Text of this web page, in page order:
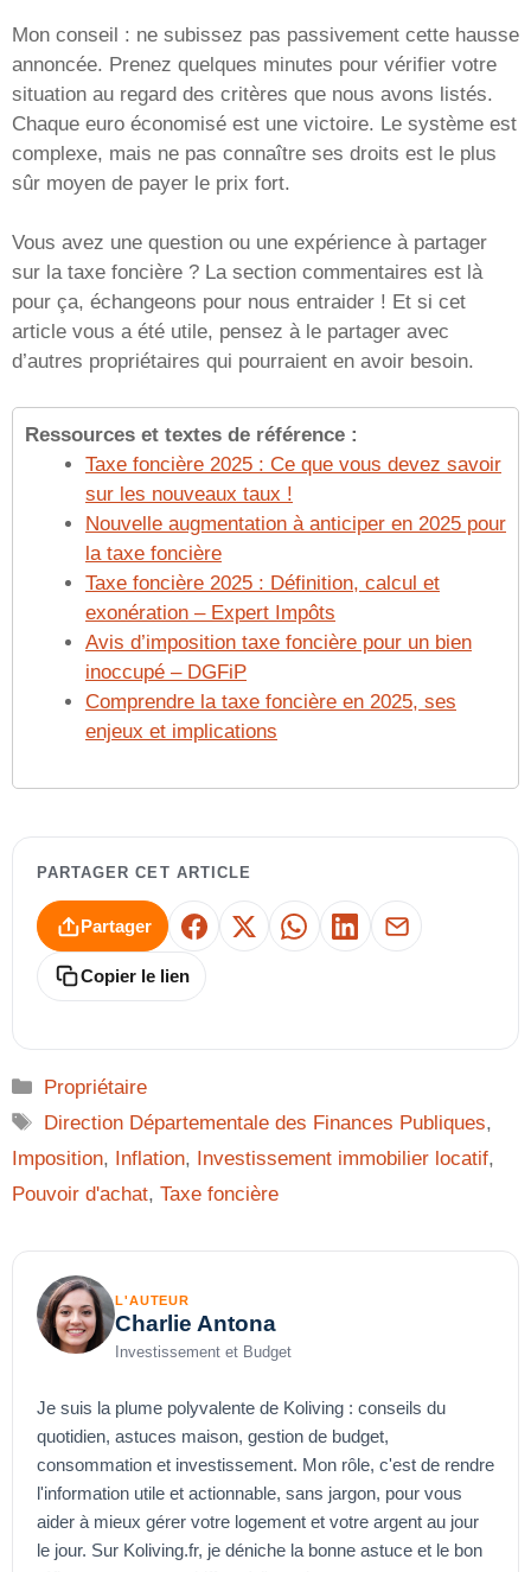
Mon conseil : ne subissez pas passivement cette hausse
annoncée. Prenez quelques minutes pour vérifier votre
situation au regard des critères que nous avons listés.
Chaque euro économisé est une victoire. Le système est
complexe, mais ne pas connaître ses droits est le plus
sûr moyen de payer le prix fort.
Vous avez une question ou une expérience à partager
sur la taxe foncière ? La section commentaires est là
pour ça, échangeons pour nous entraider ! Et si cet
article vous a été utile, pensez à le partager avec
d’autres propriétaires qui pourraient en avoir besoin.
Ressources et textes de référence :
Taxe foncière 2025 : Ce que vous devez savoir
sur les nouveaux taux !
Nouvelle augmentation à anticiper en 2025 pour
la taxe foncière
Taxe foncière 2025 : Définition, calcul et
exonération – Expert Impôts
Avis d’imposition taxe foncière pour un bien
inoccupé – DGFiP
Comprendre la taxe foncière en 2025, ses
enjeux et implications
PARTAGER CET ARTICLE
Partager Facebook
X WhatsAppLinkedInE-mail
Copier le lien
Catégories
Propriétaire
Étiquettes
Direction Départementale des Finances Publiques,
Imposition, Inflation, Investissement immobilier locatif,
Pouvoir d'achat, Taxe foncière
L'AUTEUR
Charlie Antona
Investissement et Budget
Je suis la plume polyvalente de Koliving : conseils du
quotidien, astuces maison, gestion de budget,
consommation et investissement. Mon rôle, c'est de rendre
l'information utile et actionnable, sans jargon, pour vous
aider à mieux gérer votre logement et votre argent au jour
le jour. Sur Koliving.fr, je déniche la bonne astuce et le bon